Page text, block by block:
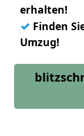
erhalten!
✓ Finden
Umzug!